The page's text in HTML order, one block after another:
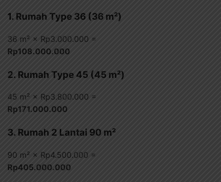
1. Rumah Type 36 (36 m²)
36 m² × Rp3.000.000 =
Rp108.000.000
2. Rumah Type 45 (45 m²)
45 m² × Rp3.800.000 =
Rp171.000.000
3. Rumah 2 Lantai 90 m²
90 m² × Rp4.500.000 =
Rp405.000.000